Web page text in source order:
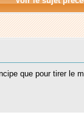
que pour tirer le